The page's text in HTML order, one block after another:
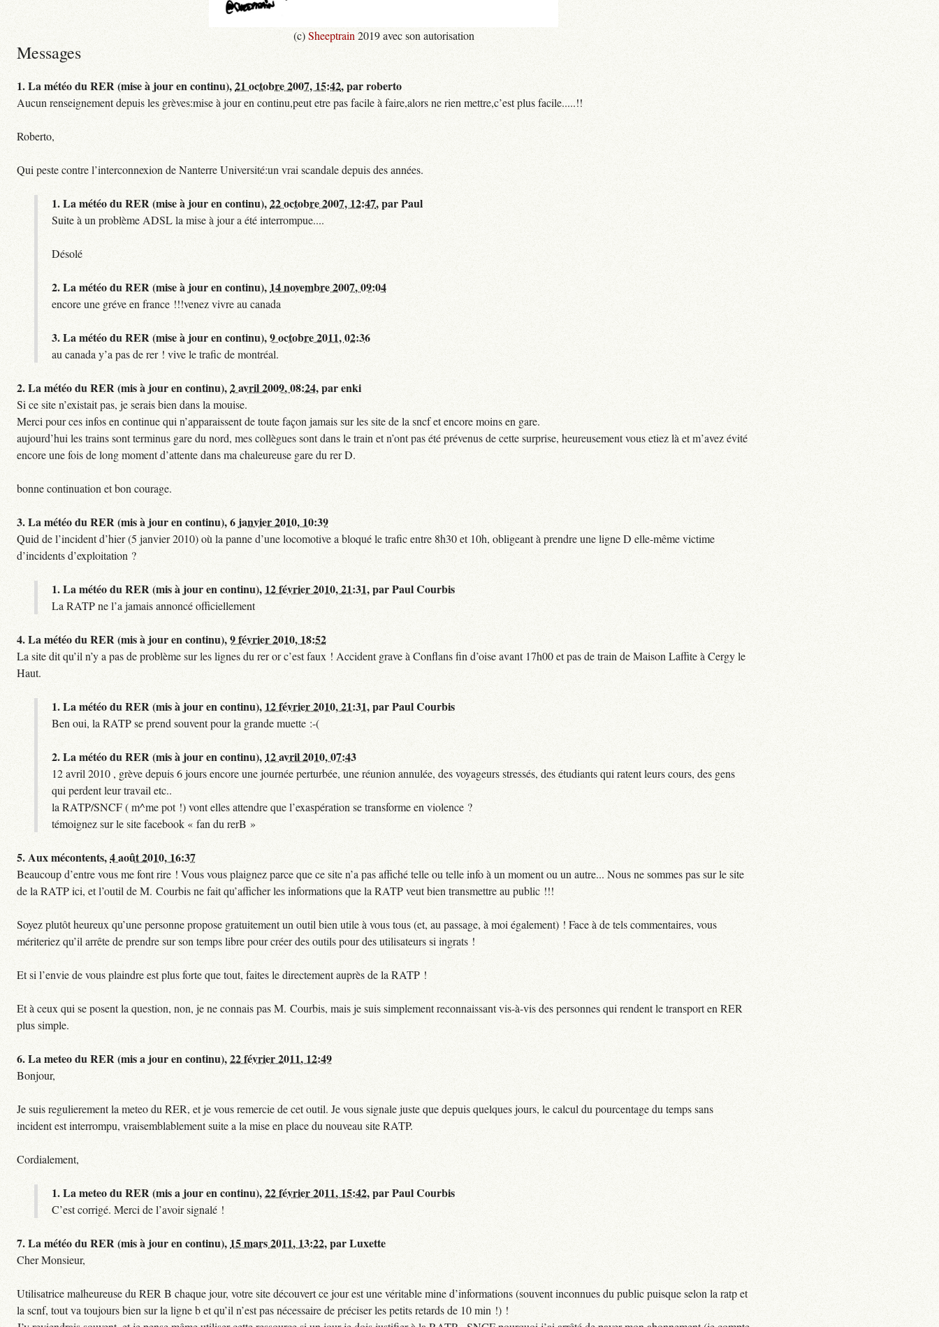
(c)Sheeptrain 2019 avec son autorisation
Messages
1.La météo du RER (mise à jour en continu),21 octobre 2007, 15:42,parroberto
Aucun renseignement depuis les grèves:mise à jour en continu,peut etre pas facile à faire,alors ne rien mettre,c’est plus facile.....!!
Roberto,
Qui peste contre l’interconnexion de Nanterre Université:un vrai scandale depuis des années.
1.La météo du RER (mise à jour en continu),22 octobre 2007, 12:47,parPaul
Suite à un problème ADSL la mise à jour a été interrompue....
Désolé
2.La météo du RER (mise à jour en continu), 14 novembre 2007, 09:04
encore une gréve en france !!!venez vivre au canada
3.La météo du RER (mise à jour en continu),9 octobre 2011, 02:36
au canada y’a pas de rer ! vive le trafic de montréal.
2.La météo du RER (mis à jour en continu),2 avril 2009, 08:24,parenki
Si ce site n’existait pas, je serais bien dans la mouise.
Merci pour ces infos en continue qui n’apparaissent de toute façon jamais sur les site de la sncf et encore moins en gare.
aujourd’hui les trains sont terminus gare du nord, mes collègues sont dans le train et n’ont pas été prévenus de cette surprise, heureusement vous etiez là et m’avez évité
encore une fois de long moment d’attente dans ma chaleureuse gare du rer D.
bonne continuation et bon courage.
3.La météo du RER (mis à jour en continu),6 janvier 2010, 10:39
Quid de l’incident d’hier (5 janvier 2010) où la panne d’une locomotive a bloqué le trafic entre 8h30 et 10h, obligeant à prendre une ligne D elle-même victime
d’incidents d’exploitation ?
1.La météo du RER (mis à jour en continu), 12 février 2010, 21:31,parPaul Courbis
La RATP ne l’a jamais annoncé officiellement
4.La météo du RER (mis à jour en continu),9 février 2010, 18:52
La site dit qu’il n’y a pas de problème sur les lignes du rer or c’est faux ! Accident grave à Conflans fin d’oise avant 17h00 et pas de train de Maison Laffite à Cergy le
Haut.
1.La météo du RER (mis à jour en continu), 12 février 2010, 21:31,parPaul Courbis
Ben oui, la RATP se prend souvent pour la grande muette :-(
2.La météo du RER (mis à jour en continu), 12 avril 2010, 07:43
12 avril 2010 , grève depuis 6 jours encore une journée perturbée, une réunion annulée, des voyageurs stressés, des étudiants qui ratent leurs cours, des gens
qui perdent leur travail etc..
la RATP/SNCF ( m^me pot !) vont elles attendre que l’exaspération se transforme en violence ?
témoignez sur le site facebook « fan du rerB »
5.Aux mécontents,4 août 2010, 16:37
Beaucoup d’entre vous me font rire ! Vous vous plaignez parce que ce site n’a pas affiché telle ou telle info à un moment ou un autre... Nous ne sommes pas sur le site
de la RATP ici, et l’outil de M. Courbis ne fait qu’afficher les informations que la RATP veut bien transmettre au public !!!
Soyez plutôt heureux qu’une personne propose gratuitement un outil bien utile à vous tous (et, au passage, à moi également) ! Face à de tels commentaires, vous
mériteriez qu’il arrête de prendre sur son temps libre pour créer des outils pour des utilisateurs si ingrats !
Et si l’envie de vous plaindre est plus forte que tout, faites le directement auprès de la RATP !
Et à ceux qui se posent la question, non, je ne connais pas M. Courbis, mais je suis simplement reconnaissant vis-à-vis des personnes qui rendent le transport en RER
plus simple.
6.La meteo du RER (mis a jour en continu),22 février 2011, 12:49
Bonjour,
Je suis regulierement la meteo du RER, et je vous remercie de cet outil. Je vous signale juste que depuis quelques jours, le calcul du pourcentage du temps sans
incident est interrompu, vraisemblablement suite a la mise en place du nouveau site RATP.
Cordialement,
1.La meteo du RER (mis a jour en continu),22 février 2011, 15:42,parPaul Courbis
C’est corrigé. Merci de l’avoir signalé !
7.La météo du RER (mis à jour en continu), 15 mars 2011, 13:22,parLuxette
Cher Monsieur,
Utilisatrice malheureuse du RER B chaque jour, votre site découvert ce jour est une véritable mine d’informations (souvent inconnues du public puisque selon la ratp et
la scnf, tout va toujours bien sur la ligne b et qu’il n’est pas nécessaire de préciser les petits retards de 10 min !) !